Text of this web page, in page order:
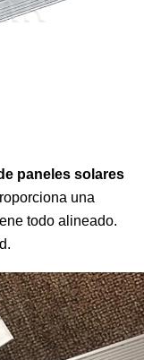
paneles solares
una
todo alineado.